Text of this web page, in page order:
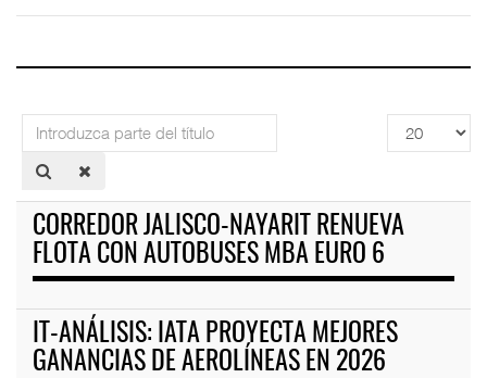
Introduzca
parte
del
Cantidad
a
CORREDOR JALISCO-NAYARIT RENUEVA
FLOTA CON AUTOBUSES MBA EURO 6
IT-ANÁLISIS: IATA PROYECTA MEJORES
GANANCIAS DE AEROLÍNEAS EN 2026